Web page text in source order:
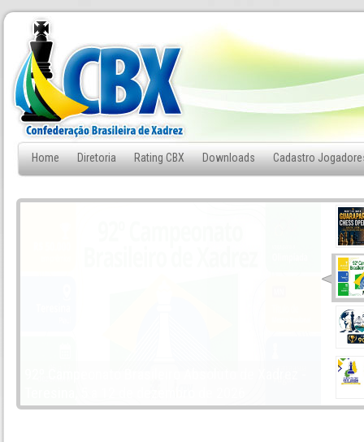
Home Diretoria Rating CBX Downloads Cadastro